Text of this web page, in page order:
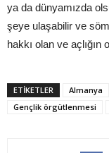
ya da dünyamızda
şeye ulaşabilir ve
hakkı olan ve açlığın
ETIKETLER Almanya
Gençlik örgütlenmesi